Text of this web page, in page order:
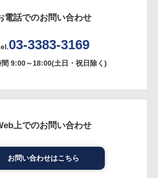
電話でのお問い合わせ
03-3383-3169
間 9:00～18:00(土日・祝日除く)
上でのお問い合わせ
お問い合わせはこちら